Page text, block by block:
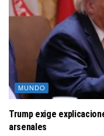
MUNDO
Trump exige
arsenales